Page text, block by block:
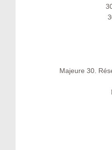
Majeure 30.